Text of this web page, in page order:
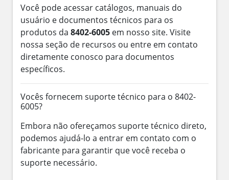
Você pode acessar catálogos, manuais do
usuário e documentos técnicos para os
produtos da 8402-6005 em nosso site. Visite
nossa seção de recursos ou entre em contato
diretamente conosco para documentos
específicos.
Vocês fornecem suporte técnico para o 8402-
6005?
Embora não ofereçamos suporte técnico direto,
podemos ajudá-lo a entrar em contato com o
fabricante para garantir que você receba o
suporte necessário.